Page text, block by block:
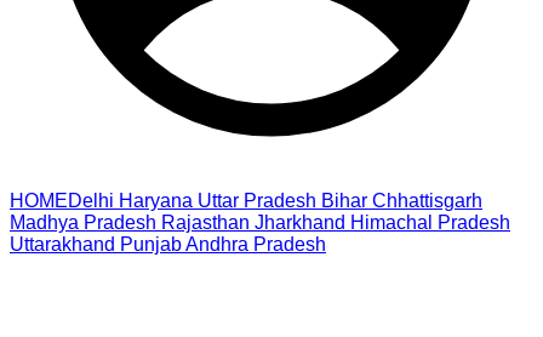
HOMEDelhi Haryana Uttar Pradesh Bihar Chhattisgarh
Madhya Pradesh Rajasthan Jharkhand Himachal Pradesh
Uttarakhand PunjabAndhra Pradesh